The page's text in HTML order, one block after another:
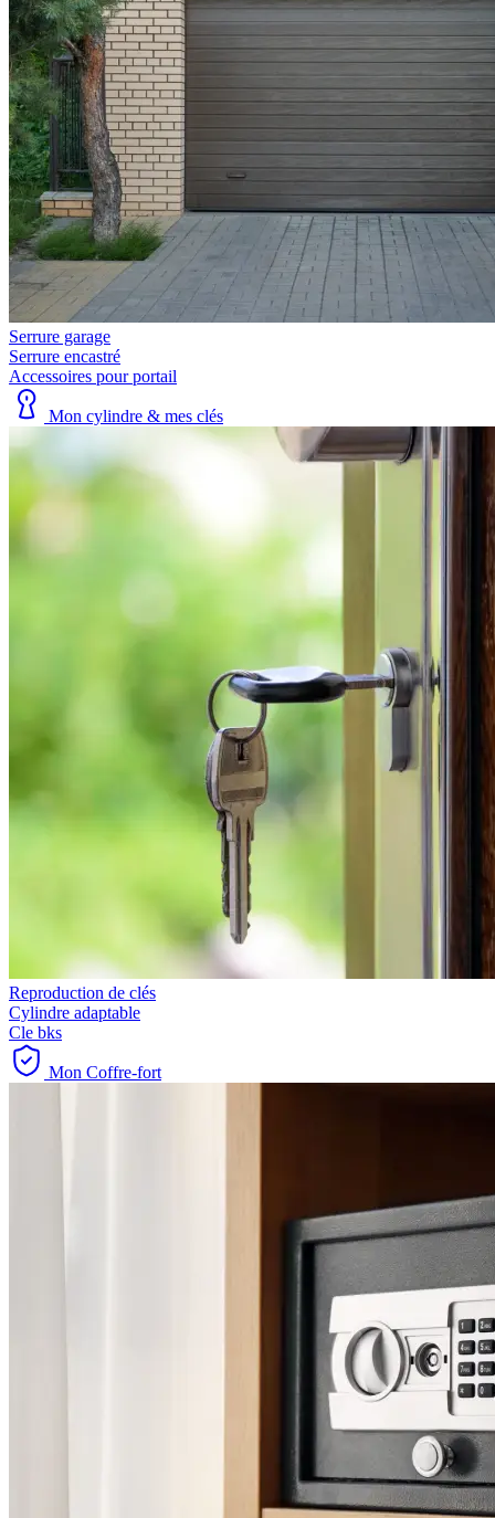
Serrure garage
Serrure encastré
Accessoires pour portail
Mon cylindre & mes clés
Reproduction de clés
Cylindre adaptable
Cle bks
Mon Coffre-fort